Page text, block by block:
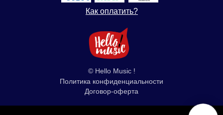
Как оплатить?
© Hello Music !
Политика конфиденциальности
Договор-оферта